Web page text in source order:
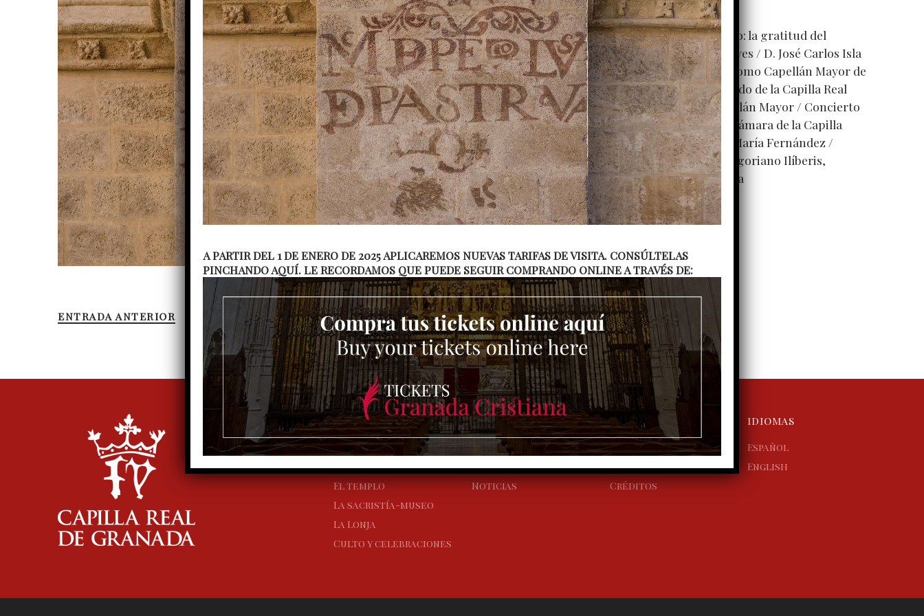
ENTRADA ANTERIOR
Tres décadas de servicio: la gratitud del
Cabildo a D. Manuel Reyes
D. José Carlos Isla
Tejera toma posesión como Capellán Mayor de
la Capilla Real
El Cabildo de la Capilla Real
acoge a su nuevo Capellán Mayor
Concierto
de Pascua del Coro de cámara de la Capilla
Real, dirigido por Ana María Fernández
Concierto del Coro gregoriano Ilíberis,
dirigido por Julieta Vega
LA CAPILLA REAL
Los Reyes fundadores
La historia
El templo
La sacristía-museo
La Lonja
Culto y celebraciones
VISITA CULTURAL
Comprar Entradas
Horarios y precios
Noticias
NOTAS
Aviso legal
Política de cookies
Créditos
IDIOMAS
Español
English
A PARTIR DEL 1 DE ENERO DE 2025 APLICAREMOS NUEVAS TARIFAS DE VISITA. CONSÚLTELAS
PINCHANDO AQUÍ. LE RECORDAMOS QUE PUEDE SEGUIR COMPRANDO ONLINE A TRAVÉS DE: